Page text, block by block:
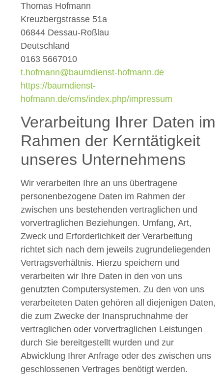
Thomas Hofmann
Kreuzbergstrasse 51a
06844 Dessau-Roßlau
Deutschland
0163 5667010
t.hofmann@baumdienst-hofmann.de
https://baumdienst-
hofmann.de/cms/index.php/impressum
Verarbeitung Ihrer Daten im
Rahmen der Kerntätigkeit
unseres Unternehmens
Wir verarbeiten Ihre an uns übertragene
personenbezogene Daten im Rahmen der
zwischen uns bestehenden vertraglichen und
vorvertraglichen Beziehungen. Umfang, Art,
Zweck und Erforderlichkeit der Verarbeitung
richtet sich nach dem jeweils zugrundeliegenden
Vertragsverhältnis. Hierzu speichern und
verarbeiten wir Ihre Daten in den von uns
genutzten Computersystemen. Zu den von uns
verarbeiteten Daten gehören all diejenigen Daten,
die zum Zwecke der Inanspruchnahme der
vertraglichen oder vorvertraglichen Leistungen
durch Sie bereitgestellt wurden und zur
Abwicklung Ihrer Anfrage oder des zwischen uns
geschlossenen Vertrages benötigt werden.